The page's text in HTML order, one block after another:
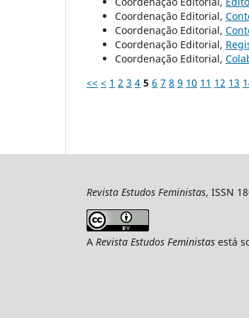
Coordenação Editorial,
Coordenação Editorial,
Coordenação Editorial,
Coordenação Editorial,
<< < 1 2 3 4 5 6 7 8 9 10 11 12 13
Revista Estudos Feministas, ISSN
A Revista Estudos Feministas está